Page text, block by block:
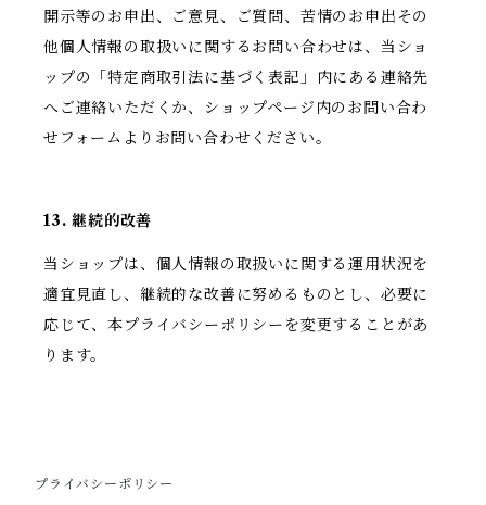
開示等のお申出、ご意見、ご質問、苦情のお申出その
他個人情報の取扱いに関するお問い合わせは、当ショ
ップの「特定商取引法に基づく表記」内にある連絡先
へご連絡いただくか、ショップページ内のお問い合わ
せフォームよりお問い合わせください。
13. 継続的改善
当ショップは、個人情報の取扱いに関する運用状況を
適宜見直し、継続的な改善に努めるものとし、必要に
応じて、本プライバシーポリシーを変更することがあ
ります。
プライバシーポリシー